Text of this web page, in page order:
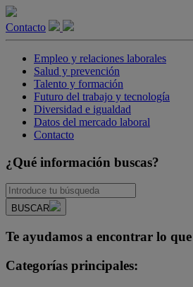
Contacto
Empleo y relaciones laborales
Salud y prevención
Talento y formación
Futuro del trabajo y tecnología
Diversidad e igualdad
Datos del mercado laboral
Contacto
¿Qué información buscas?
BUSCAR
Te ayudamos a encontrar lo que
Categorías principales: